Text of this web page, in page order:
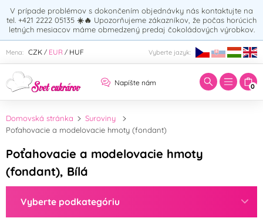
V prípade problémov s dokončením objednávky nás kontaktujte na
tel. +421 2222 05135 ☀️🔥 Upozorňujeme zákazníkov, že počas horúcich
letných mesiacov máme obmedzený predaj čokoládových výrobkov.
Mena: CZK / EUR / HUF Vyberte jazyk:
Napíšte nám 0
Zadajte hľadaný výraz:
Domovská stránka
Suroviny
Poťahovacie a modelovacie hmoty (fondant)
Poťahovacie a modelovacie hmoty
(fondant), Bílá
Vyberte podkategóriu